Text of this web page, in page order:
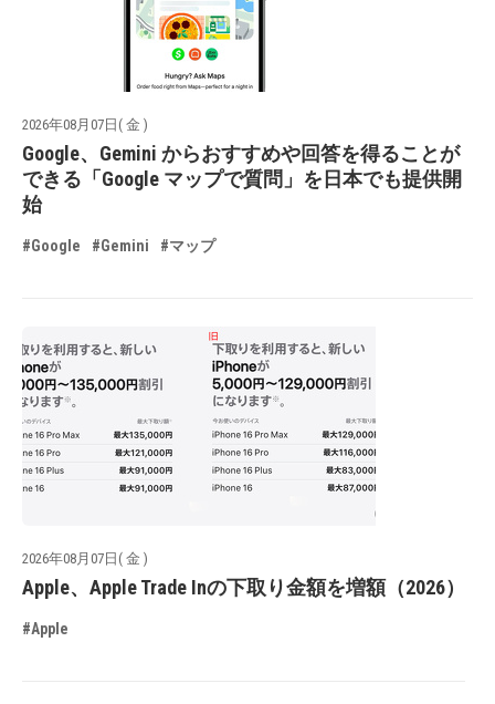
2026年08月07日( 金 )
Google、Gemini からおすすめや回答を得ることが
できる「Google マップで質問」を日本でも提供開
始
#Google #Gemini #マップ
2026年08月07日( 金 )
Apple、Apple Trade Inの下取り金額を増額（2026）
#Apple